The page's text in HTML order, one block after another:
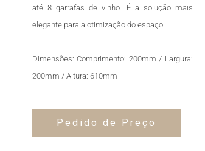
até 8 garrafas de vinho. É a solução mais
elegante para a otimização do espaço.
Dimensões: Comprimento: 200mm / Largura:
200mm / Altura: 610mm
Pedido de Preço